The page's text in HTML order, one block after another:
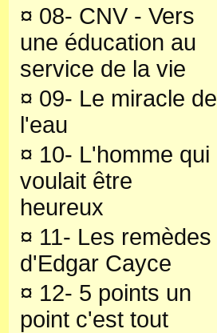
¤ 08- CNV - Vers
une éducation au
service de la vie
¤ 09- Le miracle de
l'eau
¤ 10- L'homme qui
voulait être
heureux
¤ 11- Les remèdes
d'Edgar Cayce
¤ 12- 5 points un
point c'est tout